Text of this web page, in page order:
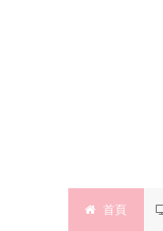
首頁